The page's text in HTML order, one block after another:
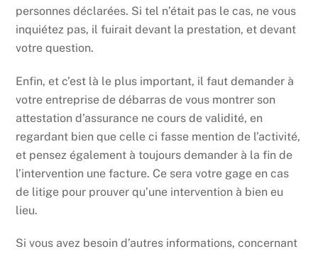
personnes déclarées. Si tel n’était pas le cas, ne vous
inquiétez pas, il fuirait devant la prestation, et devant
votre question.
Enfin, et c’est là le plus important, il faut demander à
votre entreprise de débarras de vous montrer son
attestation d’assurance ne cours de validité, en
regardant bien que celle ci fasse mention de l’activité,
et pensez également à toujours demander à la fin de
l’intervention une facture. Ce sera votre gage en cas
de litige pour prouver qu’une intervention à bien eu
lieu.
Si vous avez besoin d’autres informations, concernant